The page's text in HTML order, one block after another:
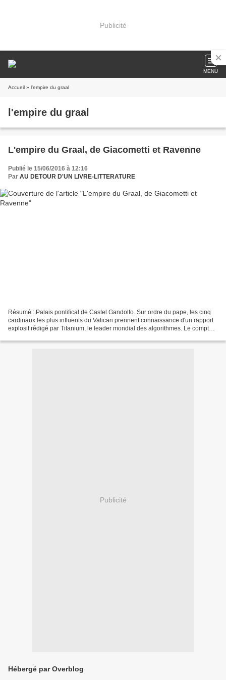
Publicité
MENU
Accueil » l'empire du graal
l'empire du graal
L'empire du Graal, de Giacometti et Ravenne
Publié le 15/06/2016 à 12:16
Par AU DETOUR D'UN LIVRE-LITTERATURE
Résumé : Palais pontifical de Castel Gandolfo. Sur ordre du pape, les cinq
cardinaux les plus influents du Vatican prennent connaissance d'un rapport
explosif rédigé par Titanium, le leader mondial des algorithmes. Le compte à
Publicité
Hébergé par Overblog